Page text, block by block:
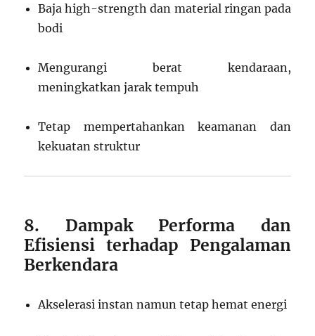
Baja high-strength dan material ringan pada
bodi
Mengurangi berat kendaraan,
meningkatkan jarak tempuh
Tetap mempertahankan keamanan dan
kekuatan struktur
8. Dampak Performa dan
Efisiensi terhadap Pengalaman
Berkendara
Akselerasi instan namun tetap hemat energi